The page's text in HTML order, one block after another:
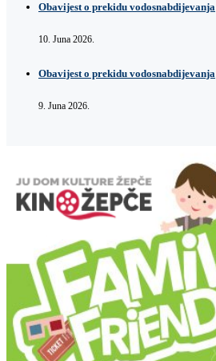
Obavijest o prekidu vodosnabdijevanja
10. Juna 2026.
Obavijest o prekidu vodosnabdijevanja
9. Juna 2026.